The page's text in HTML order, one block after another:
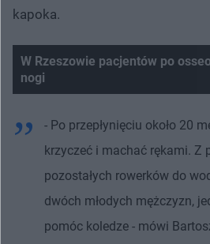
kapoka.
W Rzeszowie pacjentów po
nogi
- Po przepłynięciu około 20
krzyczeć i machać rękami. Z
pozostałych rowerków do
dwóch młodych mężczyzn,
pomóc koledze - mówi